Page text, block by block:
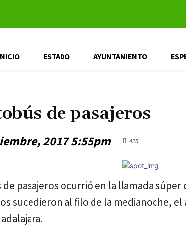
ESTADO AYUNTAMIENTO
de pasajeros
2017 5:55pm 425
pasajeros ocurrió en la llamada
sucedieron al filo de la medianoche, el